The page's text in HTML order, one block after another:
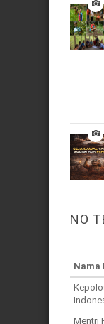
NO
Nama
Mentri